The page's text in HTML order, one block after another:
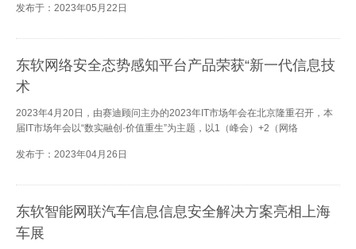
发布于：2023年05月22日
东软网络安全态势感知平台产品荣获“新一代信息技
术
2023年4月20日，由赛迪顾问主办的2023年IT市场年会在北京隆重召开，本
届IT市场年会以“数实融创·价值重生”为主题，以1（峰会）+2（网络
发布于：2023年04月26日
东软智能网联汽车信息信息安全解决方案亮相上海
车展